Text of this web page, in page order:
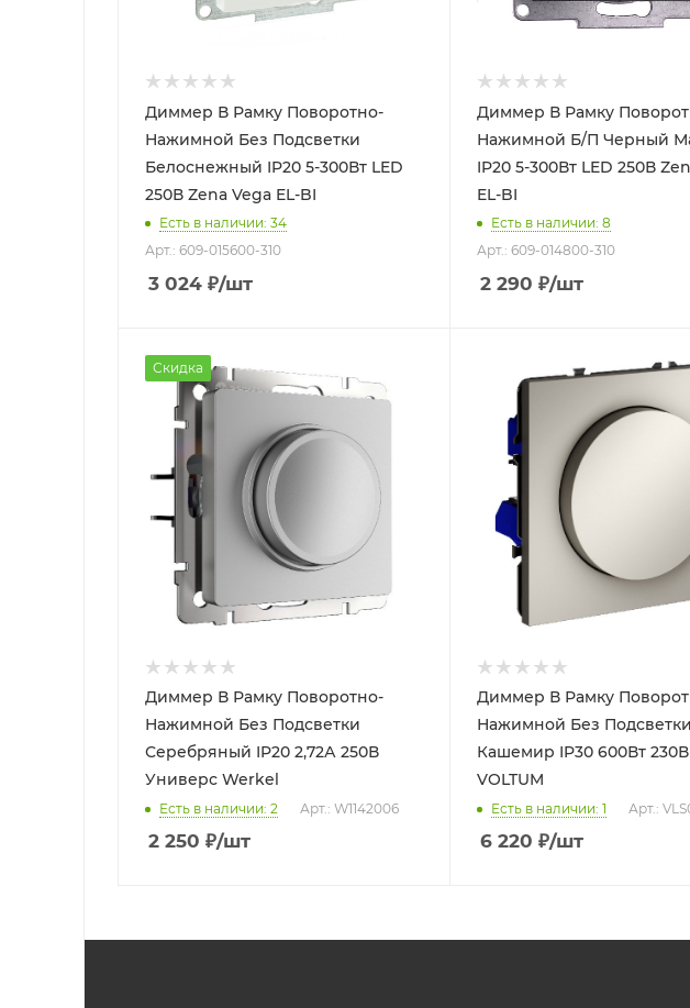
Диммер В Рамку Поворотно-
Нажимной Без Подсветки
Белоснежный IP20 5-300Вт LED
250В Zena Vega EL-BI
Есть в наличии: 34
Арт.: 609-015600-310
3 024 ₽/шт
Диммер В Рамку
Нажимной Б/П Черный
IP20 5-300Вт LED 250В Zena
EL-BI
Есть в наличии: 8
Арт.: 609-014800-310
2 290 ₽/шт
Скидка
Диммер В Рамку Поворотно-
Нажимной Без Подсветки
Серебряный IP20 2,72А 250В
Универс Werkel
Есть в наличии: 2 Арт.: W1142006
2 250 ₽/шт
Диммер В Рамку
Нажимной Без Подсветки
Кашемир IP30 600Вт 230В
VOLTUM
Есть в наличии: 1 Арт.:
6 220 ₽/шт